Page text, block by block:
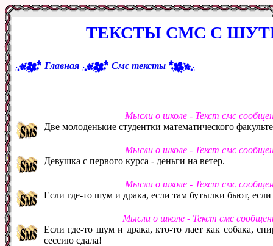
ТЕКСТЫ СМС С
Главная Смс тексты
Мысли о школе - Текст смс
Две молоденькие студентки математического
Мысли о школе - Текст смс
Девушка с первого курса - деньги на ветер.
Мысли о школе - Текст смс
Если где-то шум и драка, если там бутылки бьют,
Мысли о школе - Текст смс
Если где-то шум и драка, кто-то лает как собака,
сессию сдала!